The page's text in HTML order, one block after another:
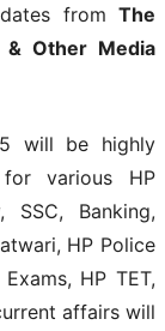
fromThe
& Other Media
will be highly
various HP
SSC, Banking,
HP Police
HP TET,
affairs will